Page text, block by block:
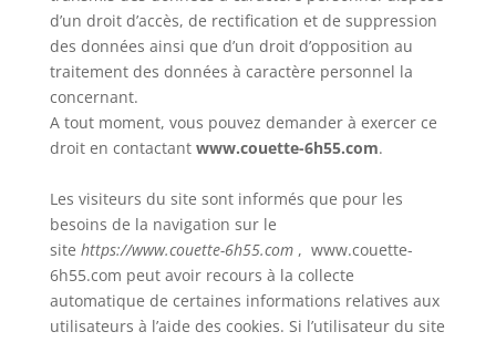
d’un droit d’accès, de rectification et de suppression
des données ainsi que d’un droit d’opposition au
traitement des données à caractère personnel la
concernant.
A tout moment, vous pouvez demander à exercer ce
droit en contactantwww.couette-6h55.com.
Les visiteurs du site sont informés que pour les
besoins de la navigation sur le
site https://www.couette-6h55.com , www.couette-
6h55.com peut avoir recours à la collecte
automatique de certaines informations relatives aux
utilisateurs à l’aide des cookies. Si l’utilisateur du site